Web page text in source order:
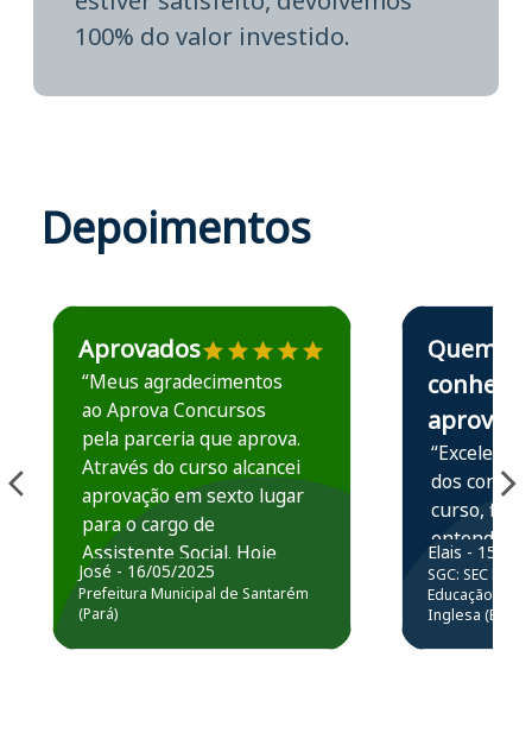
100% do valor investido.
Depoimentos
Estudante José recomenda o Aprova Concursos em
Aprovados
“Meus agradecimentos
ao Aprova Concursos
pela parceria que aprova.
Através do curso alcancei
aprovação em sexto lugar
para o cargo de
Assistente Social. Hoje
estou atuando na
Prefeitura de Santarém.
José - 16/05/2025
Prefeitura Municipal de Santarém
(Pará)
Estudante Elais
Quem
conhece,
aprova
“Excelente
dos
curso,
entender e
prática
resolução
questões.”
Elais - 15/07/
SGC: SEC BA
Educação
Inglesa (Edital